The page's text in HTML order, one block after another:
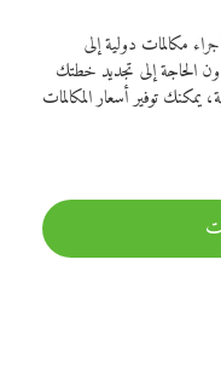
مكالمات دولية إلى
الحاجة إلى تجديد خطتك
توفير أسعار المكالمات